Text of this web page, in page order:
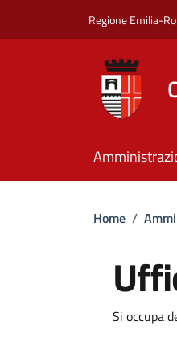
Regione Emilia-
Home /
Si occupa